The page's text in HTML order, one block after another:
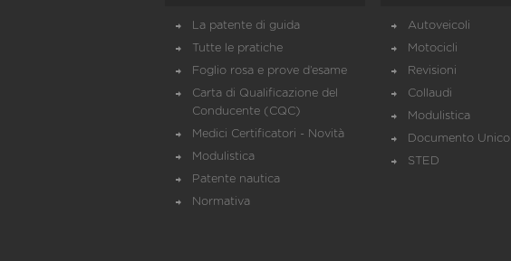
La patente di guida
Tutte le pratiche
Foglio rosa e prove d’esame
Carta di Qualificazione del
Conducente (CQC)
Medici Certificatori - Novità
Modulistica
Patente nautica
Normativa
Autoveicoli
Motocicli
Revisioni
Collaudi
Modulistica
Documento Unico
STED